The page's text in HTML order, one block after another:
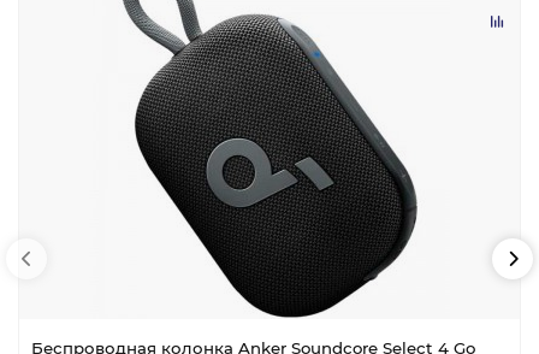
Беспроводная колонка Anker Soundcore Select 4 Go